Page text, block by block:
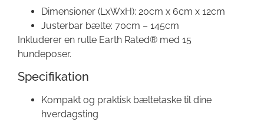
Dimensioner (LxWxH): 20cm x 6cm x 12cm
Justerbar bælte: 70cm – 145cm
Inkluderer en rulle Earth Rated® med 15
hundeposer.
Specifikation
Kompakt og praktisk bæltetaske til dine
hverdagsting